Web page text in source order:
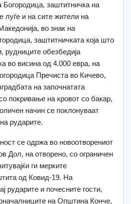
заштитничка на
луѓе и на сите жители на
во знак на
заштитничката која што
рудниците обезбедија
во висина од 4.000 евра, на
Пречиста во Кичево,
на започнатата
покривање на кровот со бакар,
начин се поклонуваат
рударите.
се одржа во новоотворениот
Дол, на отворено, со ограничен
ги мерките
од Ковид-19. На
рударите и почесните гости,
на Општина Конче,